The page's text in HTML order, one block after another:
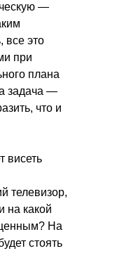
—
все это
при
плана
задача —
что и
висеть
телевизор,
на какой
На
стоять